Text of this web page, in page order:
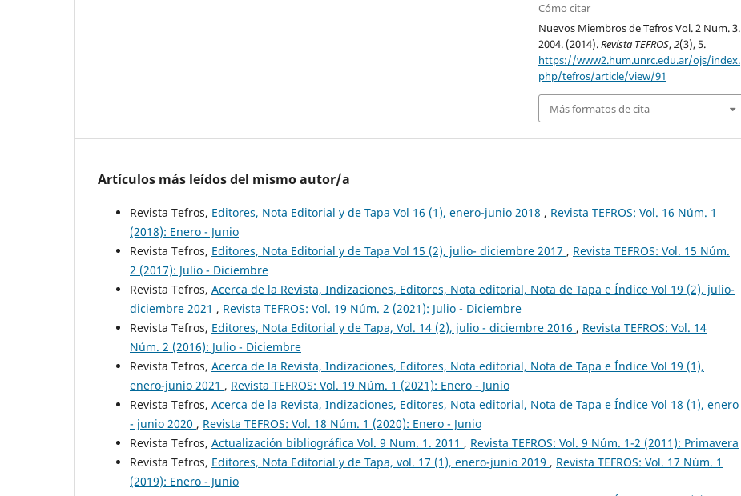
Cómo citar
Nuevos Miembros de Tefros Vol. 2 Num. 3.
2004. (2014).Revista TEFROS,2(3), 5.
https://www2.hum.unrc.edu.ar/ojs/index.
php/tefros/article/view/91
Más formatos de cita
Artículos más leídos del mismo autor/a
Revista Tefros, Editores, Nota Editorial y de Tapa Vol 16 (1), enero-junio 2018 , Revista TEFROS: Vol. 16 Núm. 1
(2018): Enero - Junio
Revista Tefros, Editores, Nota Editorial y de Tapa Vol 15 (2), julio- diciembre 2017 , Revista TEFROS: Vol. 15 Núm.
2 (2017): Julio - Diciembre
Revista Tefros, Acerca de la Revista, Indizaciones, Editores, Nota editorial, Nota de Tapa e Índice Vol 19 (2), julio-
diciembre 2021 , Revista TEFROS: Vol. 19 Núm. 2 (2021): Julio - Diciembre
Revista Tefros, Editores, Nota Editorial y de Tapa, Vol. 14 (2), julio - diciembre 2016 , Revista TEFROS: Vol. 14
Núm. 2 (2016): Julio - Diciembre
Revista Tefros, Acerca de la Revista, Indizaciones, Editores, Nota editorial, Nota de Tapa e Índice Vol 19 (1),
enero-junio 2021 , Revista TEFROS: Vol. 19 Núm. 1 (2021): Enero - Junio
Revista Tefros, Acerca de la Revista, Indizaciones, Editores, Nota editorial, Nota de Tapa e Índice Vol 18 (1), enero
- junio 2020 , Revista TEFROS: Vol. 18 Núm. 1 (2020): Enero - Junio
Revista Tefros, Actualización bibliográfica Vol. 9 Num. 1. 2011 , Revista TEFROS: Vol. 9 Núm. 1-2 (2011): Primavera
Revista Tefros, Editores, Nota Editorial y de Tapa, vol. 17 (1), enero-junio 2019 , Revista TEFROS: Vol. 17 Núm. 1
(2019): Enero - Junio